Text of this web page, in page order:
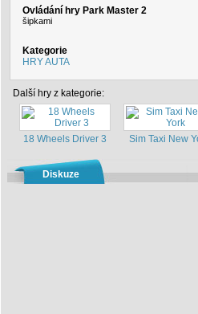
Ovládání hry Park Master 2
šipkami
Kategorie
HRY AUTA
Další hry z kategorie:
18 Wheels Driver 3 Sim Taxi New
Diskuze